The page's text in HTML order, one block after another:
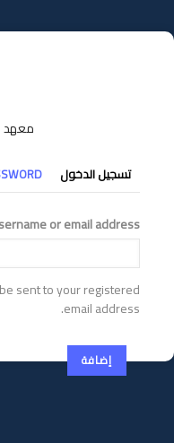
إلى
المحتوى
معهد
التبويبات
الأساسية
تسجيل الدخول
or email address
sent to your registered
email address.